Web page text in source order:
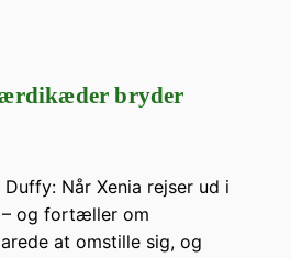
bryder
Når Xenia rejser ud i
og fortæller om
at om­stille sig, og